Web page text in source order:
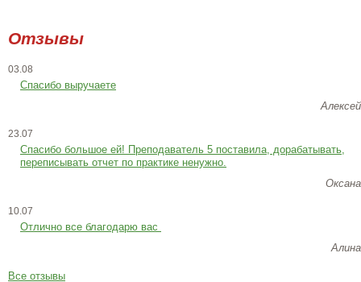
Отзывы
03.08
Спасибо выручаете
Алексей
23.07
Cпасибо большое ей! Преподаватель 5 поставила, дорабатывать,
переписывать отчет по практике ненужно.
Оксана
10.07
Отлично все благодарю вас
Алина
Все отзывы